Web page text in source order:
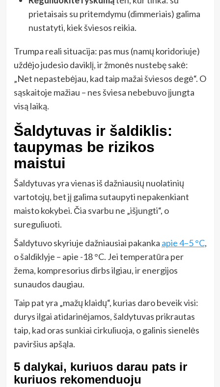
prietaisais su pritemdymu (dimmeriais) galima
nustatyti, kiek šviesos reikia.
Trumpa reali situacija: pas mus (namų koridoriuje)
uždėjo judesio daviklį, ir žmonės nustebę sakė:
„Net nepastebėjau, kad taip mažai šviesos degė“. O
sąskaitoje mažiau – nes šviesa nebebuvo įjungta
visą laiką.
Šaldytuvas ir šaldiklis:
taupymas be rizikos
maistui
Šaldytuvas yra vienas iš dažniausių nuolatinių
vartotojų, bet jį galima sutaupyti nepakenkiant
maisto kokybei. Čia svarbu ne „išjungti“, o
sureguliuoti.
Šaldytuvo skyriuje dažniausiai pakanka apie 4–5 °C,
o šaldiklyje – apie -18 °C. Jei temperatūra per
žema, kompresorius dirbs ilgiau, ir energijos
sunaudos daugiau.
Taip pat yra „mažų klaidų“, kurias daro beveik visi:
durys ilgai atidarinėjamos, šaldytuvas prikrautas
taip, kad oras sunkiai cirkuliuoja, o galinis sienelės
paviršius apšąla.
5 dalykai, kuriuos darau pats ir
kuriuos rekomenduoju